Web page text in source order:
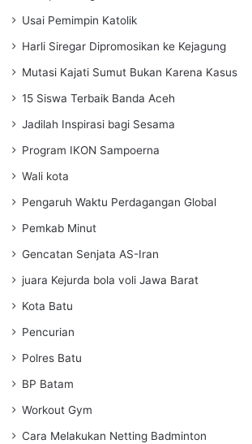
Usai Pemimpin Katolik
Harli Siregar Dipromosikan ke Kejagung
Mutasi Kajati Sumut Bukan Karena Kasus
15 Siswa Terbaik Banda Aceh
Jadilah Inspirasi bagi Sesama
Program IKON Sampoerna
Wali kota
Pengaruh Waktu Perdagangan Global
Pemkab Minut
Gencatan Senjata AS-Iran
juara Kejurda bola voli Jawa Barat
Kota Batu
Pencurian
Polres Batu
BP Batam
Workout Gym
Cara Melakukan Netting Badminton